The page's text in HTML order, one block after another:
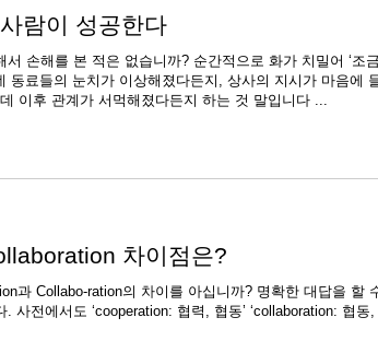
람이 성공한다
손해를 본 적은 없습니까? 순간적으로 화가 치밀어 ‘조금
동료들의 눈치가 이상해졌다든지, 상사의 지시가 마음에
데 이후 관계가 서먹해졌다든지 하는 것 말입니다 ...
차이점은?
과 Collabo-ration의 차이를 아십니까? 명확한 대답을 할
사전에서도 ‘cooperation: 협력, 협동’ ‘collaboration: 협동,